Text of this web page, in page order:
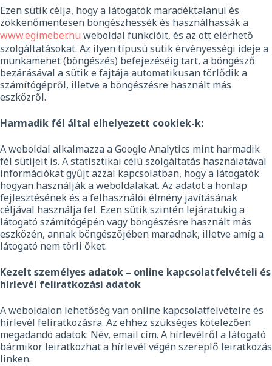
Ezen sütik célja, hogy a látogatók maradéktalanul és
zökkenőmentesen böngészhessék és használhassák a
www.egimeber.hu weboldal funkcióit, és az ott elérhető
szolgáltatásokat. Az ilyen típusú sütik érvényességi ideje a
munkamenet (böngészés) befejezéséig tart, a böngésző
bezárásával a sütik e fajtája automatikusan törlődik a
számítógépről, illetve a böngészésre használt más
eszközről.
Harmadik fél által elhelyezett cookiek-k:
A weboldal alkalmazza a Google Analytics mint harmadik
fél sütijeit is. A statisztikai célú szolgáltatás használatával
információkat gyűjt azzal kapcsolatban, hogy a látogatók
hogyan használják a weboldalakat. Az adatot a honlap
fejlesztésének és a felhasználói élmény javításának
céljával használja fel. Ezen sütik szintén lejáratukig a
látogató számítógépén vagy böngészésre használt más
eszközén, annak böngészőjében maradnak, illetve amíg a
látogató nem törli őket.
Kezelt személyes adatok – online kapcsolatfelvételi és
hírlevél feliratkozási adatok
A weboldalon lehetőség van online kapcsolatfelvételre és
hírlevél feliratkozásra. Az ehhez szükséges kötelezően
megadandó adatok: Név, email cím. A hírlevélről a látogató
bármikor leiratkozhat a hírlevél végén szereplő leiratkozás
linken.